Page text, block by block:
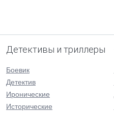
Детективы и триллеры
Боевик
Детектив
Иронические
Исторические